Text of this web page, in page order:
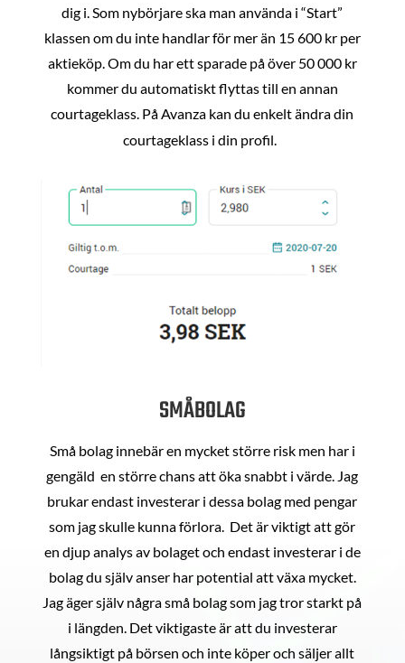
dig i. Som nybörjare ska man använda i “Start”
klassen om du inte handlar för mer än 15 600 kr per
aktieköp. Om du har ett sparade på över 50 000 kr
kommer du automatiskt flyttas till en annan
courtageklass. På Avanza kan du enkelt ändra din
courtageklass i din profil.
SMÅBOLAG
Små bolag innebär en mycket större risk men har i
gengäld en större chans att öka snabbt i värde. Jag
brukar endast investerar i dessa bolag med pengar
som jag skulle kunna förlora. Det är viktigt att gör
en djup analys av bolaget och endast investerar i de
bolag du själv anser har potential att växa mycket.
Jag äger själv några små bolag som jag tror starkt på
i längden. Det viktigaste är att du investerar
långsiktigt på börsen och inte köper och säljer allt